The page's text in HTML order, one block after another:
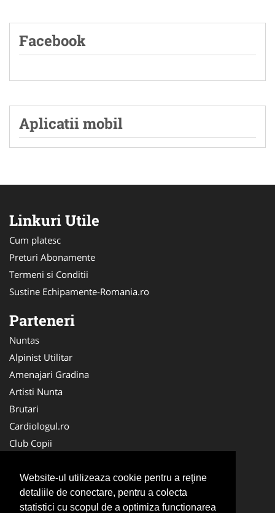
Website-ul utilizeaza cookie pentru a reţine
detaliile de conectare, pentru a colecta
statistici cu scopul de a optimiza functionarea
Facebook
Aplicatii mobil
Linkuri Utile
Cum platesc
Preturi Abonamente
Termeni si Conditii
Sustine Echipamente-Romania.ro
Parteneri
Nuntas
Alpinist Utilitar
Amenajari Gradina
Artisti Nunta
Brutari
Cardiologul.ro
Club Copii
Ambalaje Romania
Cabinet-Individual.ro